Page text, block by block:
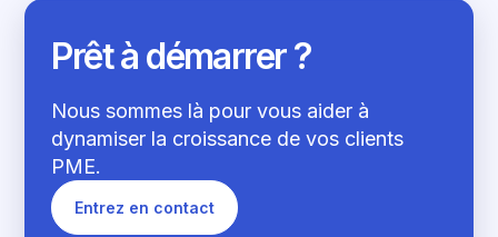
Prêt à démarrer ?
Nous sommes là pour vous aider à
dynamiser la croissance de vos clients
PME.
Entrez en contact